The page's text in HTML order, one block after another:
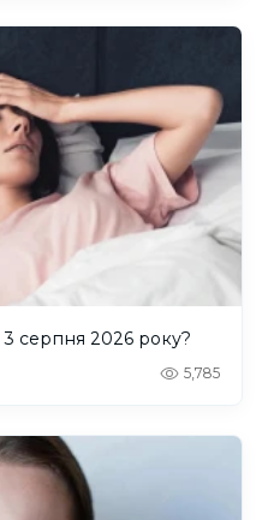
3 серпня 2026 року?
5,785